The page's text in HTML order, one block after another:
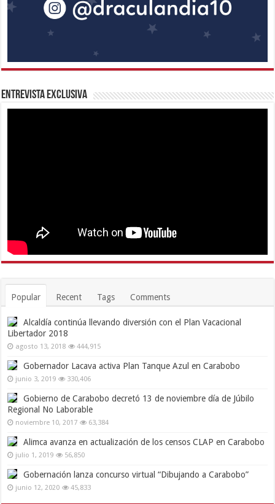
Entrevista Exclusiva
Popular Recent Tags Comments
Alcaldía continúa llevando diversión con el Plan Vacacional
Libertador 2018
agosto 13, 2018 444,915
Gobernador Lacava activa Plan Tanque Azul en Carabobo
junio 3, 2019 330,406
Gobierno de Carabobo decretó 13 de noviembre día de Júbilo
Regional No Laborable
noviembre 10, 2017 63,384
Alimca avanza en actualización de los censos CLAP en Carabobo
julio 1, 2019 56,850
Gobernación lanza concurso virtual “Dibujando a Carabobo”
junio 12, 2020 45,833